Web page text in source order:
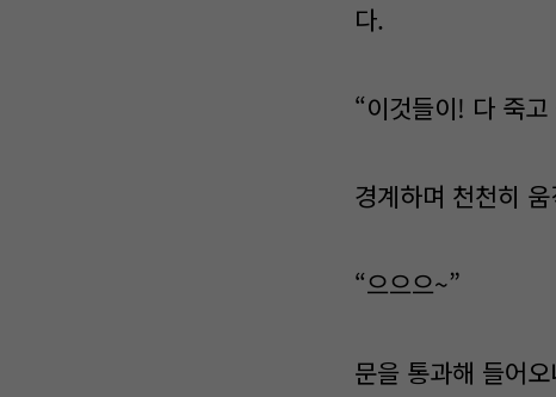
다.
“이것들이! 다 죽
경계하며 천천히
“으으으~”
문을 통과해 들어